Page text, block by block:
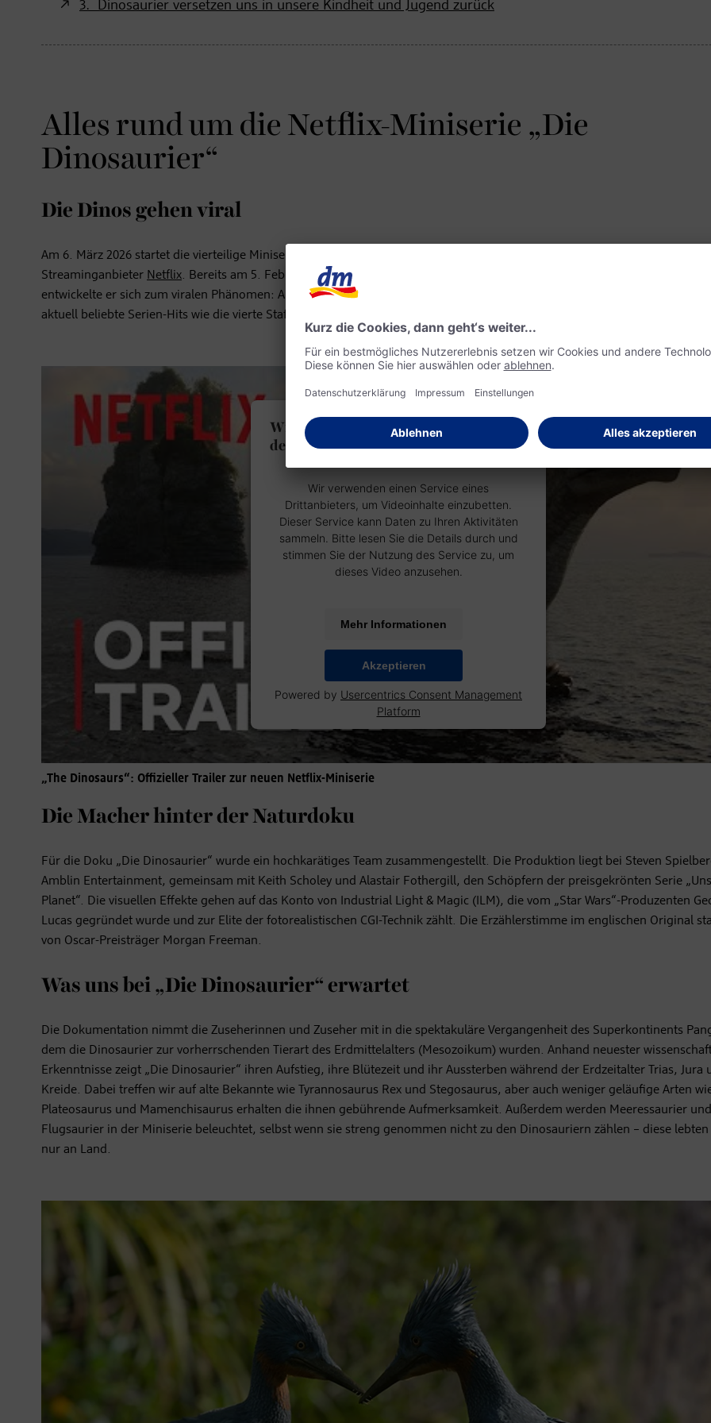
3. Dinosaurier versetzen uns in unsere Kindheit und Jugend zurück
Alles rund um die Netflix-Miniserie „Die
Dinosaurier“
Die Dinos gehen viral
Am 6. März 2026 startet die vierteilige Miniserie „Die Dinosaurier“ von Starregisseur und -produzent Steven Spielberg
Streaminganbieter Netflix. Bereits am 5. Februar wurde der Trailer der Naturdokumentation veröffentlicht. Innerhalb
entwickelte er sich zum viralen Phänomen: Allein auf YouTube verzeichnet das Video schon über zwölf Millionen Aufrufe –
aktuell beliebte Serien-Hits wie die vierte Staffel von „
Wir benötigen Ihre Zustimmung, um
den YouTube Video-Service zu laden!
Wir verwenden einen Service eines
Drittanbieters, um Videoinhalte einzubetten.
Dieser Service kann Daten zu Ihren Aktivitäten
sammeln. Bitte lesen Sie die Details durch und
stimmen Sie der Nutzung des Service zu, um
dieses Video anzusehen.
Mehr Informationen
Akzeptieren
Powered by Usercentrics Consent Management
Platform
„The Dinosaurs“: Offizieller Trailer zur neuen Netflix-Miniserie
Die Macher hinter der Naturdoku
Für die Doku „Die Dinosaurier“ wurde ein hochkarätiges Team zusammengestellt. Die Produktion liegt bei Steven
Amblin Entertainment, gemeinsam mit Keith Scholey und Alastair Fothergill, den Schöpfern der preisgekrönten Serie
Planet“. Die visuellen Effekte gehen auf das Konto von Industrial Light & Magic (ILM), die vom „Star Wars“-Produzenten
Lucas gegründet wurde und zur Elite der fotorealistischen CGI-Technik zählt. Die Erzählerstimme im englischen Original
von Oscar-Preisträger Morgan Freeman.
Was uns bei „Die Dinosaurier“ erwartet
Die Dokumentation nimmt die Zuseherinnen und Zuseher mit in die spektakuläre Vergangenheit des Superkontinents
dem die Dinosaurier zur vorherrschenden Tierart des Erdmittelalters (Mesozoikum) wurden. Anhand neuester
Erkenntnisse zeigt „Die Dinosaurier“ ihren Aufstieg, ihre Blütezeit und ihr Aussterben während der Erdzeitalter Trias, Jura
Kreide. Dabei treffen wir auf alte Bekannte wie Tyrannosaurus Rex und Stegosaurus, aber auch weniger geläufige Arten
Plateosaurus und Mamenchisaurus erhalten die ihnen gebührende Aufmerksamkeit. Außerdem werden Meeressaurier und
Flugsaurier in der Miniserie beleuchtet, selbst wenn sie streng genommen nicht zu den Dinosauriern zählen – diese
nur an Land.